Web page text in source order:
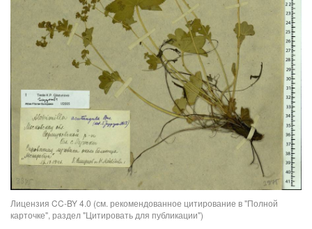
Лицензия CC-BY 4.0 (см. рекомендованное цитирование в "Полной
карточке", раздел "Цитировать для публикации")